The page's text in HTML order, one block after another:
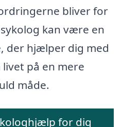
bliver for
kan være en
der hjælper dig med
på en mere
måde.
for dig